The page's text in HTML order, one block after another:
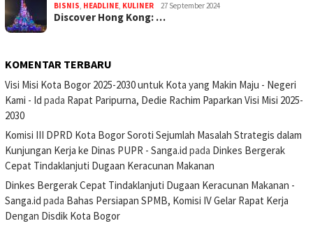
BISNIS, HEADLINE, KULINER 27 September 2024
Discover Hong Kong: …
KOMENTAR TERBARU
Visi Misi Kota Bogor 2025-2030 untuk Kota yang Makin Maju - Negeri
Kami - Id pada Rapat Paripurna, Dedie Rachim Paparkan Visi Misi 2025-
2030
Komisi III DPRD Kota Bogor Soroti Sejumlah Masalah Strategis dalam
Kunjungan Kerja ke Dinas PUPR - Sanga.id pada Dinkes Bergerak
Cepat Tindaklanjuti Dugaan Keracunan Makanan
Dinkes Bergerak Cepat Tindaklanjuti Dugaan Keracunan Makanan -
Sanga.id pada Bahas Persiapan SPMB, Komisi IV Gelar Rapat Kerja
Dengan Disdik Kota Bogor